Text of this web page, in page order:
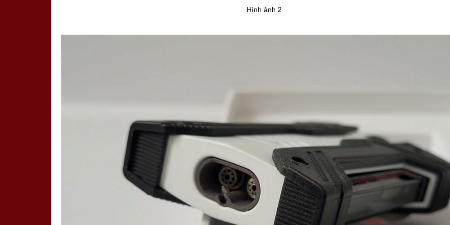
Hình ảnh 2